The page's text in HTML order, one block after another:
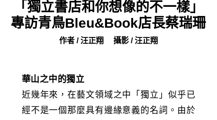
「獨立書店和你想像的不一樣」
專訪青鳥Bleu&Book店長蔡瑞珊
作者 / 汪正翔 攝影 / 汪正翔
華山之中的獨立
近幾年來，在藝文領域之中「獨立」似乎已
經不是一個那麼具有邊緣意義的名詞。由於